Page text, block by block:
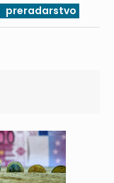
preradarstvo